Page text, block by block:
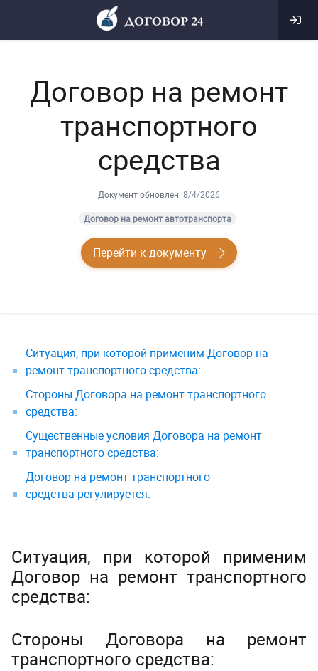
Договор на ремонт
транспортного
средства
Документ обновлен: 8/4/2026
Договор на ремонт автотранспорта
Перейти к документу
Ситуация, при которой применим Договор на
ремонт транспортного средства:
Стороны Договора на ремонт транспортного
средства:
Существенные условия Договора на ремонт
транспортного средства:
Договор на ремонт транспортного
средства регулируется:
Ситуация, при которой применим
Договор на ремонт транспортного
средства:
Стороны Договора на ремонт
транспортного средства: